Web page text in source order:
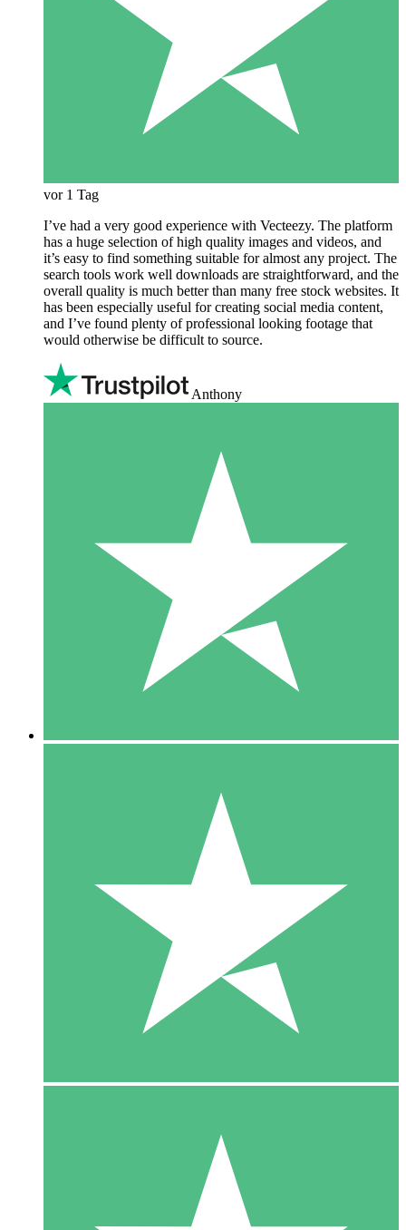
vor 1 Tag
I’ve had a very good experience with Vecteezy. The platform
has a huge selection of high quality images and videos, and
it’s easy to find something suitable for almost any project. The
search tools work well downloads are straightforward, and the
overall quality is much better than many free stock websites. It
has been especially useful for creating social media content,
and I’ve found plenty of professional looking footage that
would otherwise be difficult to source.
Anthony